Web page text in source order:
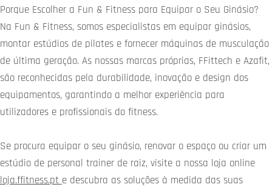
Porque Escolher a Fun & Fitness para Equipar o Seu Ginásio?
Na Fun & Fitness, somos especialistas em equipar ginásios,
montar estúdios de pilates e fornecer máquinas de musculação
de última geração. As nossas marcas próprias, FFittech e Azafit,
são reconhecidas pela durabilidade, inovação e design dos
equipamentos, garantindo a melhor experiência para
utilizadores e profissionais do fitness.
Se procura equipar o seu ginásio, renovar o espaço ou criar um
estúdio de personal trainer de raiz, visite a nossa loja online
loja.ffitness.pt e descubra as soluções à medida das suas